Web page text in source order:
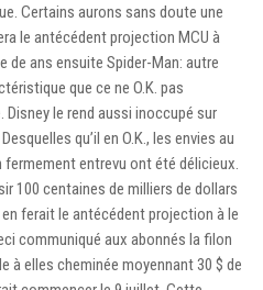
Certains aurons sans doute une
le antécédent projection MCU à
de ans ensuite Spider-Man: autre
que ce ne O.K. pas
le rend aussi inoccupé sur
qu’il en O.K., les envies au
entrevu ont été délicieux.
100 centaines de milliers de dollars
ferait le antécédent projection à le
communiqué aux abonnés la filon
à elles cheminée moyennant 30 $ de